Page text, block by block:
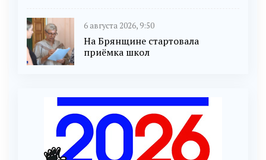
6 августа 2026, 9:50
На Брянщине стартовала
приёмка школ